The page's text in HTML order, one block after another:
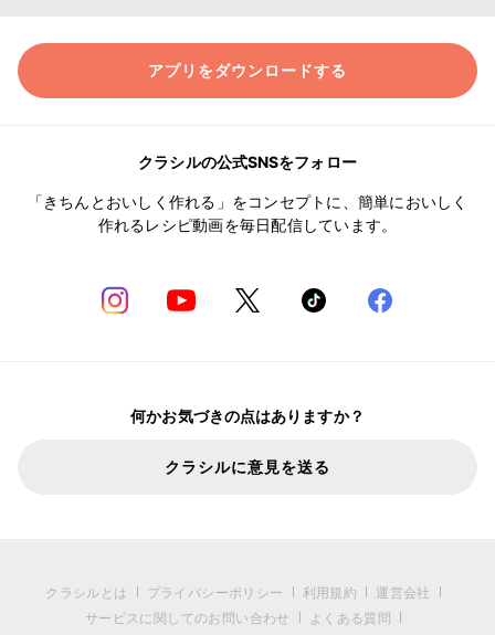
アプリをダウンロードする
クラシルの公式SNSをフォロー
「きちんとおいしく作れる」をコンセプトに、簡単においしく
作れるレシピ動画を毎日配信しています。
何かお気づきの点はありますか？
クラシルに意見を送る
クラシルとは プライバシーポリシー 利用規約
運営会社
サービスに関してのお問い合わせ
よくある質問